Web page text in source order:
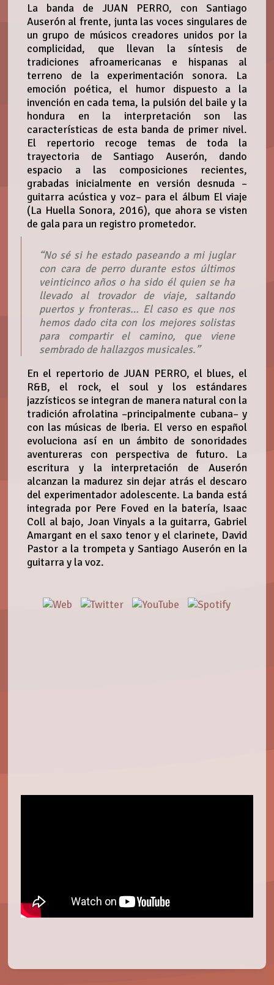
La banda de JUAN PERRO, con Santiago
Auserón al frente, junta las voces singulares de
un grupo de músicos creadores unidos por la
complicidad, que llevan la síntesis de
tradiciones afroamericanas e hispanas al
terreno de la experimentación sonora. La
emoción poética, el humor dispuesto a la
invención en cada tema, la pulsión del baile y la
hondura en la interpretación son las
características de esta banda de primer nivel.
El repertorio recoge temas de toda la
trayectoria de Santiago Auserón, dando
espacio a las composiciones recientes,
grabadas inicialmente en versión desnuda –
guitarra acústica y voz– para el álbum El viaje
(La Huella Sonora, 2016), que ahora se visten
de gala para un registro prometedor.
“No sé si he estado paseando a mi juglar
con cara de perro durante estos últimos
veinticinco años o ha sido él quien se ha
llevado al trovador de viaje, saltando
puertos y fronteras… El caso es que nos
hemos dado cita con los mejores solistas
para compartir el camino, que viene
sembrado de hallazgos musicales.”
En el repertorio de JUAN PERRO, el blues, el
R&B, el rock, el soul y los estándares
jazzísticos se integran de manera natural con la
tradición afrolatina –principalmente cubana– y
con las músicas de Iberia. El verso en español
evoluciona así en un ámbito de sonoridades
aventureras con perspectiva de futuro. La
escritura y la interpretación de Auserón
alcanzan la madurez sin dejar atrás el descaro
del experimentador adolescente. La banda está
integrada por Pere Foved en la batería, Isaac
Coll al bajo, Joan Vinyals a la guitarra, Gabriel
Amargant en el saxo tenor y el clarinete, David
Pastor a la trompeta y Santiago Auserón en la
guitarra y la voz.